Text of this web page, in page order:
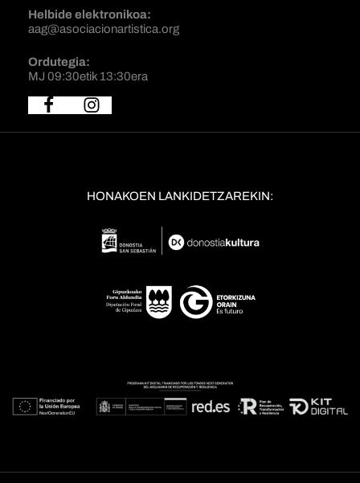
Helbide elektronikoa:
aag@asociacionartistica.org
Ordutegia:
MJ 09:30etik 13:30era
HONAKOEN LANKIDETZAREKIN: